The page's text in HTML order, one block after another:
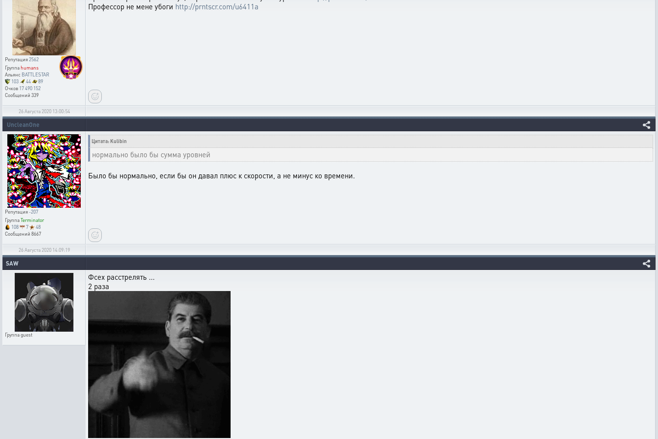
Репутация2562
Группаhumans
Альянс BATTLESTAR
103
44
89
Очков 17 490 152
Сообщений 339
Профессор не мене убоги http://prntscr.com/u6411a
26 Августа 2020 13:00:54
UncleanOne
Репутация-207
ГруппаTerminator
108
7
48
Сообщений 8667
Цитата: Kulibin
нормально было бы сумма уровней
Было бы нормально, если бы он давал плюс к скорости, а не минус ко времени.
26 Августа 2020 14:09:19
SAW
Группаguest
Фсех расстрелять ...
2 раза